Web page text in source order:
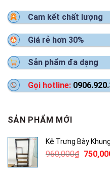
Cam kết chất lượng
Giá rẻ hơn 30%
Sản phẩm đa dạng
Gọi hotline:
SẢN PHẨM MỚI
Kệ Trưng Bày
960,000₫ Giá